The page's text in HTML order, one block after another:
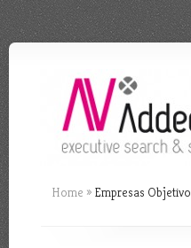
Home » Empresas Objetivo